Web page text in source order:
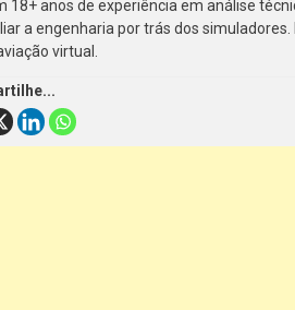
18+ anos de experiência em análise
a engenharia por trás dos
virtual.